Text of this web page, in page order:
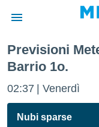
di
Previsioni
Barrio 1o.
02:37 Venerdì
Nubi sparse